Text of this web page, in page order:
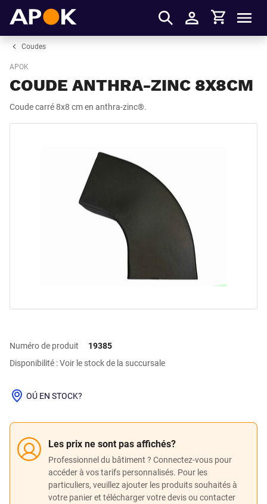
S'identifier
Panier
Coudes
APOK
COUDE ANTHRA-ZINC 8X8CM
Coude carré 8x8 cm en anthra-zinc®.
Numéro de produit
19385
Disponibilité : Voir le stock de la succursale
Les prix ne sont pas affichés?
Professionnel du bâtiment ? Connectez-vous pour
accéder à vos tarifs personnalisés. Pour les
particuliers, veuillez ajouter les produits souhaités à
votre panier et télécharger votre devis ou contacter
OÚ EN STOCK?